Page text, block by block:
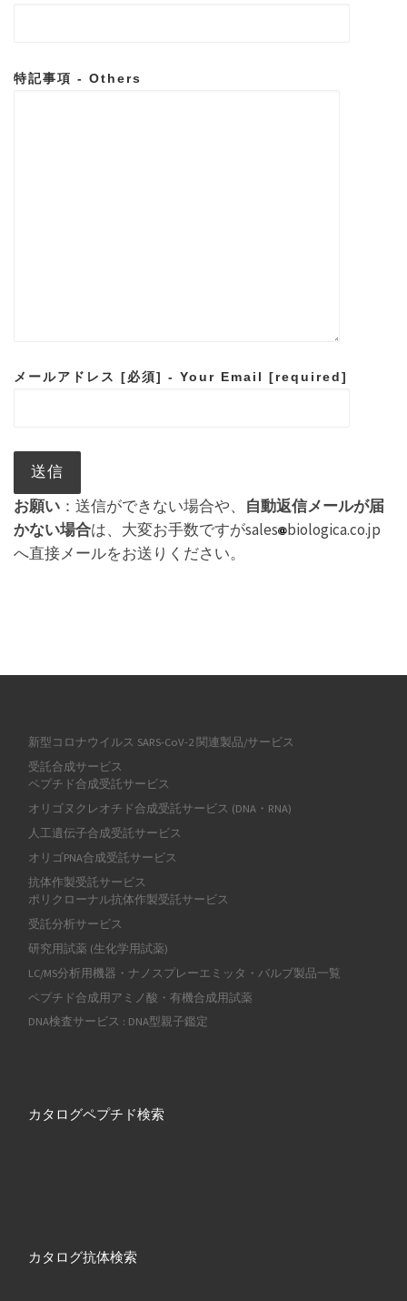
特記事項 - Others
メールアドレス [必須] - Your Email [required]
お願い ：送信ができない場合や、 自動返信メールが届
かない場合は、大変お手数ですがsales biologica.co.jp
へ直接メールをお送りください。
新型コロナウイルス SARS-CoV-2 関連製品/サービス
受託合成サービス
ペプチド合成受託サービス
オリゴヌクレオチド合成受託サービス (DNA・RNA)
人工遺伝子合成受託サービス
オリゴPNA合成受託サービス
抗体作製受託サービス
ポリクローナル抗体作製受託サービス
受託分析サービス
研究用試薬 (生化学用試薬)
LC/MS分析用機器・ナノスプレーエミッタ・バルブ製品一覧
ペプチド合成用アミノ酸・有機合成用試薬
DNA検査サービス : DNA型親子鑑定
カタログペプチド検索
カタログ抗体検索